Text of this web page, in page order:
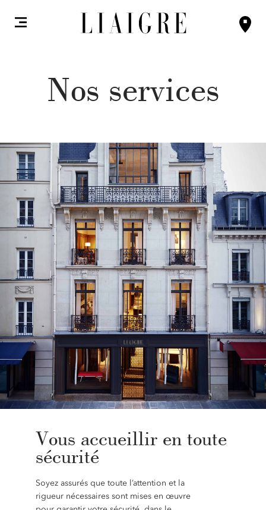
Nos services
Vous accueillir en toute
sécurité
Soyez assurés que toute l’attention et la
rigueur nécessaires sont mises en œuvre